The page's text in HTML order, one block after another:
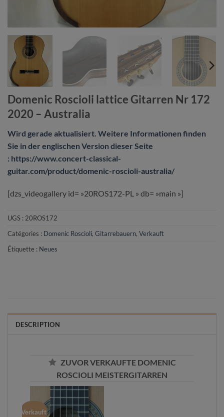
Domenic Roscioli lattice Gitarren Nr 172
2020 – Australia
Wird gerade aktualisiert. Weitere Informationen finden
Sie in der englischen Version dieser Seite
: https://www.concert-classical-
guitar.com/product/domenic-roscioli-australia/
[dzs_videogallery id= »20ROS172-PL » db= »main »]
UGS :20ROS172
Catégories : Domenic Roscioli, Gitarrebauern, Verkauft
Étiquette : Neues
DESCRIPTION
ZUVOR VERKAUFTE DOMENIC
ROSCIOLI MEISTERGITARREN
Verkauft